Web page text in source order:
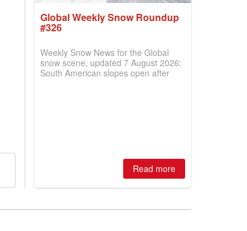
Global Weekly Snow Roundup
#326
Weekly Snow News for the Global
snow scene, updated 7 August 2026:
South American slopes open after
Read more